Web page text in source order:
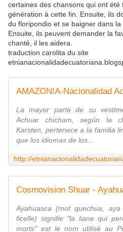
certaines des chansons qui ont
génération à cette fin. Ensuite, ils
du floripondio et se baigner dans
Ensuite, ils peuvent demander la
chanté, il les aidera.
traduction carolita du site
AMAZONIA-Nacionalidad
La mayor parte de su
Achuar chicham, según la
Karsten, pertenece a la familia
que los idiomas de los...
Ayahuasca (mot quechua,
ficelle) signifie "la liane qui
morts" est le nom utilisé au